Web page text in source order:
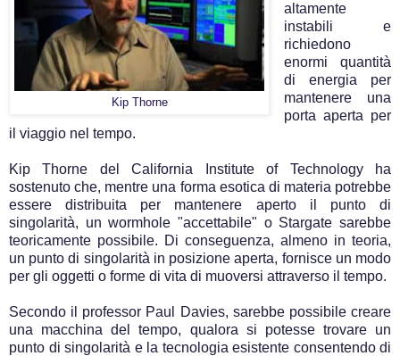
Kip Thorne
altamente
instabili e
richiedono
enormi quantità
di energia per
mantenere una
porta aperta per
il viaggio nel tempo.
Kip Thorne del California Institute of Technology ha
sostenuto che, mentre una forma esotica di materia potrebbe
essere distribuita per mantenere aperto il punto di
singolarità, un wormhole "accettabile" o Stargate sarebbe
teoricamente possibile. Di conseguenza, almeno in teoria,
un punto di singolarità in posizione aperta, fornisce un modo
per gli oggetti o forme di vita di muoversi attraverso il tempo.
Secondo il professor Paul Davies, sarebbe possibile creare
una macchina del tempo, qualora si potesse trovare un
punto di singolarità e la tecnologia esistente consentendo di